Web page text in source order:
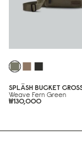
SPLÄSH BUCKET
Weave Fern Green
₩130,000